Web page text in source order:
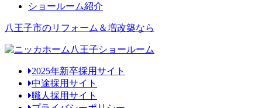
ショールーム紹介
八王子市のリフォーム＆増改築なら
2025年新卒採用サイト
中途採用サイト
職人採用サイト